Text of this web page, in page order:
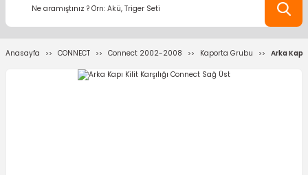
Anasayfa CONNECT Connect 2002-2008 Kaporta Grubu Arka